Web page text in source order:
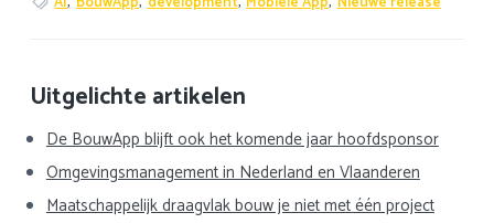
Primaire
Sidebar
Uitgelichte artikelen
De BouwApp blijft ook het komende jaar hoofdsponsor
Omgevingsmanagement in Nederland en Vlaanderen
Maatschappelijk draagvlak bouw je niet met één project